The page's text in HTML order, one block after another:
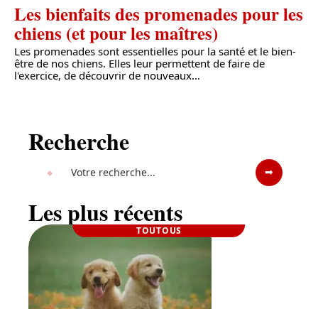
Les bienfaits des promenades pour les
chiens (et pour les maîtres)
Les promenades sont essentielles pour la santé et le bien-
être de nos chiens. Elles leur permettent de faire de
l'exercice, de découvrir de nouveaux…
Recherche
Les plus récents
TOUTOUS